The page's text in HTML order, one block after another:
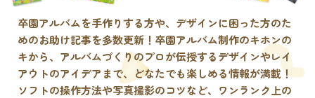
卒園アルバムを手作りする方や、デザインに困った方のた
めのお助け記事を多数更新！卒園アルバム制作のキホンの
キから、アルバムづくりのプロが伝授するデザインやレイ
アウトのアイデアまで、どなたでも楽しめる情報が満載！
ソフトの操作方法や写真撮影のコツなど、ワンランク上の